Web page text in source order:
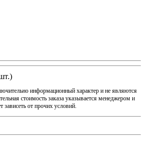
информационный характер и не являются
стоимость заказа указывается менеджером и
зависеть от прочих условий.